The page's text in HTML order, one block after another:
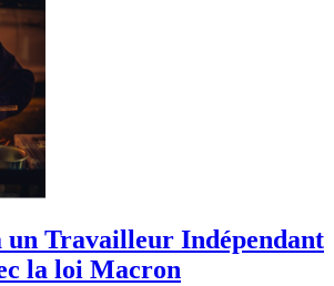
un Travailleur Indépendant
la loi Macron